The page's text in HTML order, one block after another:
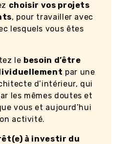
choisir vos projets
, pour travailler avec
lesquels vous êtes
le besoin d’être
par une
d’intérieur, qui
les mêmes doutes et
vous et aujourd’hui
activité.
à investir du